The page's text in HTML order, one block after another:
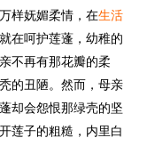
样妩媚柔情，在生活
在呵护莲蓬，幼稚的
不再有那花瓣的柔
的丑陋。然而，母亲
却会怨恨那绿壳的坚
莲子的粗糙，内里白